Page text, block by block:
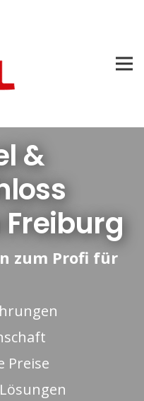
&
zum Profi für
Preise